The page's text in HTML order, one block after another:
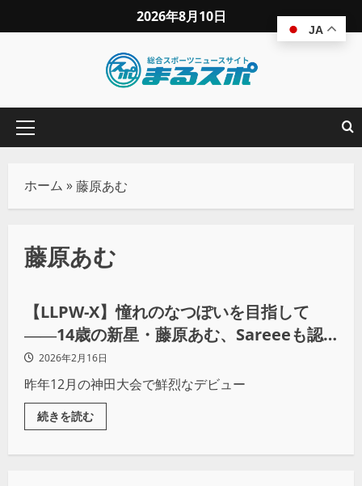
2026年8月10日
ホーム »藤原あむ
藤原あむ
プロレス
【LLPW-X】憧れのなつぽいを目指して
――14歳の新星・藤原あむ、Sareeeも認
めた“戦慄のエルボー”で横浜武道館に挑む
2026年2月16日
昨年12月の神田大会で鮮烈なデビュー
続きを読む
JA